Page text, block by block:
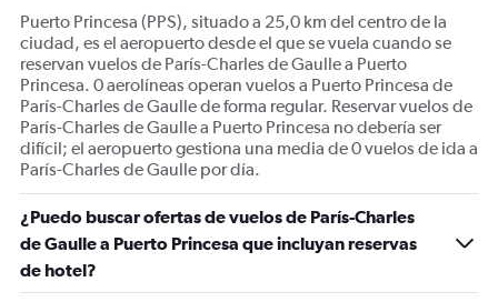
Puerto Princesa (PPS), situado a 25,0 km del centro de la
ciudad, es el aeropuerto desde el que se vuela cuando se
reservan vuelos de París-Charles de Gaulle a Puerto
Princesa. 0 aerolíneas operan vuelos a Puerto Princesa de
París-Charles de Gaulle de forma regular. Reservar vuelos de
París-Charles de Gaulle a Puerto Princesa no debería ser
difícil; el aeropuerto gestiona una media de 0 vuelos de ida a
París-Charles de Gaulle por día.
¿Puedo buscar ofertas de vuelos de París-Charles
de Gaulle a Puerto Princesa que incluyan reservas
de hotel?